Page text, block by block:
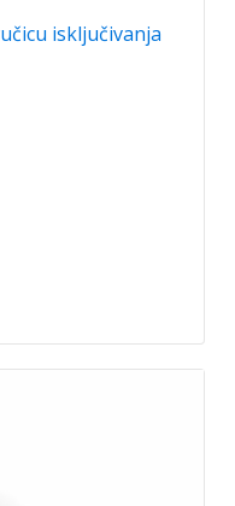
isključivanja